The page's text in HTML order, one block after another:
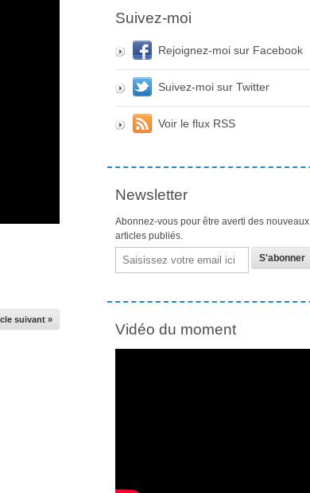
suivant »
Suivez-moi
Rejoignez-moi sur Facebook
Suivez-moi sur Twitter
Voir le flux RSS
Newsletter
Abonnez-vous pour être averti des nouveaux
articles publiés.
Email
Vidéo du moment